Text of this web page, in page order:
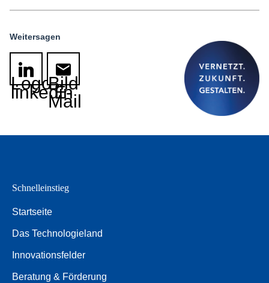
Weitersagen
Logo
linkedin
Bild
E-
Mail
Schnelleinstieg
Startseite
Das Technologieland
Innovationsfelder
Beratung & Förderung